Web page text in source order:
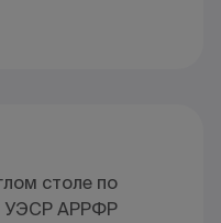
столе по
УЭСР АРРФР